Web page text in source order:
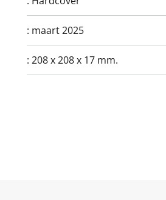
: maart 2025
: 208 x 208 x 17 mm.